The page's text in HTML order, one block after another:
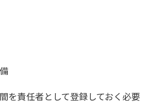
を責任者として登録しておく必要